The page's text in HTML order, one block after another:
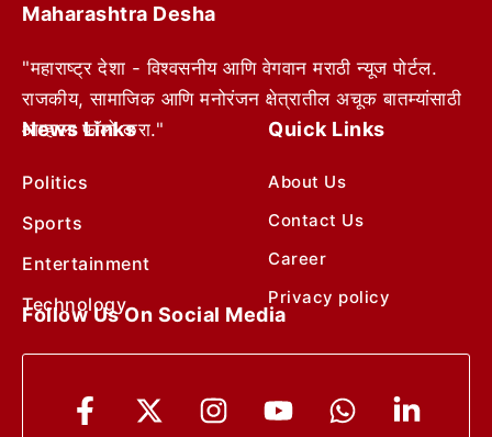
Maharashtra Desha
"महाराष्ट्र देशा - विश्वसनीय आणि वेगवान मराठी न्यूज पोर्टल.
राजकीय, सामाजिक आणि मनोरंजन क्षेत्रातील अचूक बातम्यांसाठी
आम्हाला फॉलो करा."
News Links
Politics
Sports
Entertainment
Technology
Quick Links
About Us
Contact Us
Career
Privacy policy
Follow Us On Social Media